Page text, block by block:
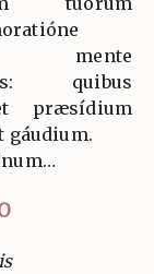
mente
quibus
præsídium
gáudium.